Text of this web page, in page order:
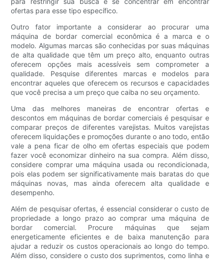
ofertas para esse tipo específico.
Outro fator importante a considerar ao procurar uma
máquina de bordar comercial econômica é a marca e o
modelo. Algumas marcas são conhecidas por suas máquinas
de alta qualidade que têm um preço alto, enquanto outras
oferecem opções mais acessíveis sem comprometer a
qualidade. Pesquise diferentes marcas e modelos para
encontrar aqueles que oferecem os recursos e capacidades
que você precisa a um preço que caiba no seu orçamento.
Uma das melhores maneiras de encontrar ofertas e
descontos em máquinas de bordar comerciais é pesquisar e
comparar preços de diferentes varejistas. Muitos varejistas
oferecem liquidações e promoções durante o ano todo, então
vale a pena ficar de olho em ofertas especiais que podem
fazer você economizar dinheiro na sua compra. Além disso,
considere comprar uma máquina usada ou recondicionada,
pois elas podem ser significativamente mais baratas do que
máquinas novas, mas ainda oferecem alta qualidade e
desempenho.
Além de pesquisar ofertas, é essencial considerar o custo de
propriedade a longo prazo ao comprar uma máquina de
bordar comercial. Procure máquinas que sejam
energeticamente eficientes e de baixa manutenção para
ajudar a reduzir os custos operacionais ao longo do tempo.
Além disso, considere o custo dos suprimentos, como linha e